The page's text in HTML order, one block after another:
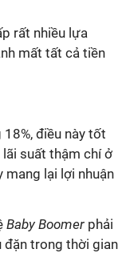
rất nhiều lựa
mất tất cả tiền
điều này tốt
suất thậm chí ở
mang lại lợi nhuận
Baby Boomer phải
đặn trong thời gian